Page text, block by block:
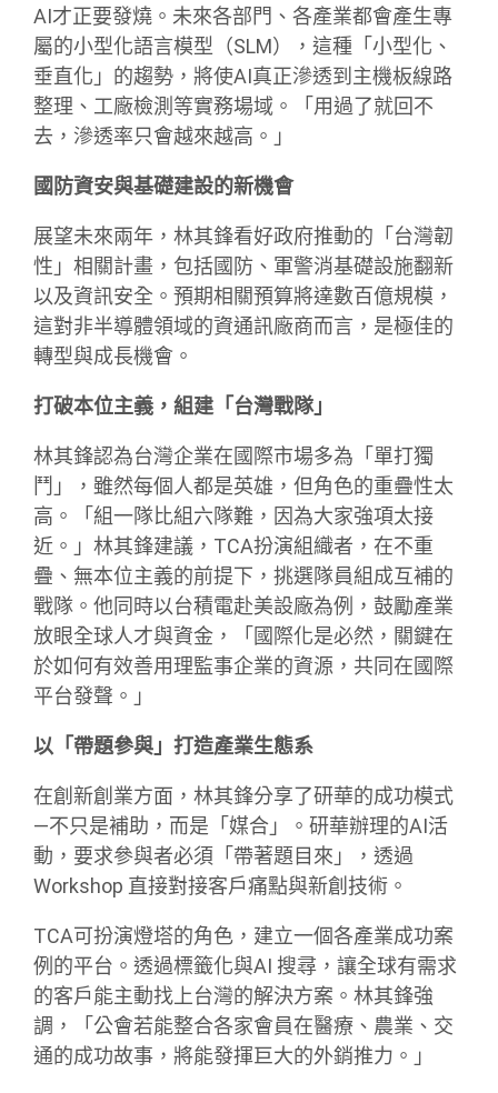
AI才正要發燒。未來各部門、各產業都會產生專
屬的小型化語言模型（SLM），這種「小型化、
垂直化」的趨勢，將使AI真正滲透到主機板線路
整理、工廠檢測等實務場域。「用過了就回不
去，滲透率只會越來越高。」
國防資安與基礎建設的新機會
展望未來兩年，林其鋒看好政府推動的「台灣韌
性」相關計畫，包括國防、軍警消基礎設施翻新
以及資訊安全。預期相關預算將達數百億規模，
這對非半導體領域的資通訊廠商而言，是極佳的
轉型與成長機會。
打破本位主義，組建「台灣戰隊」
林其鋒認為台灣企業在國際市場多為「單打獨
鬥」，雖然每個人都是英雄，但角色的重疊性太
高。「組一隊比組六隊難，因為大家強項太接
近。」林其鋒建議，TCA扮演組織者，在不重
疊、無本位主義的前提下，挑選隊員組成互補的
戰隊。他同時以台積電赴美設廠為例，鼓勵產業
放眼全球人才與資金，「國際化是必然，關鍵在
於如何有效善用理監事企業的資源，共同在國際
平台發聲。」
以「帶題參與」打造產業生態系
在創新創業方面，林其鋒分享了研華的成功模式
—不只是補助，而是「媒合」。研華辦理的AI活
動，要求參與者必須「帶著題目來」，透過
Workshop 直接對接客戶痛點與新創技術。
TCA可扮演燈塔的角色，建立一個各產業成功案
例的平台。透過標籤化與AI 搜尋，讓全球有需求
的客戶能主動找上台灣的解決方案。林其鋒強
調，「公會若能整合各家會員在醫療、農業、交
通的成功故事，將能發揮巨大的外銷推力。」